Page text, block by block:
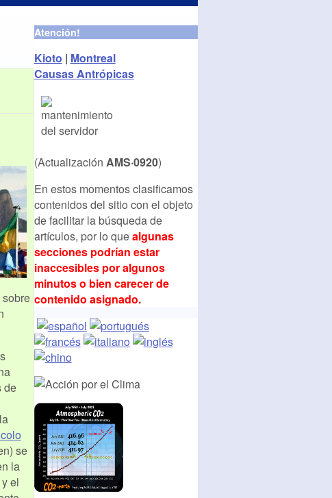
de
se
la
el
Atención!
Kioto | Montreal
Causas Antrópicas
(Actualización AMS·0920)
En estos momentos clasificamos
contenidos del sitio con el objeto
de facilitar la búsqueda de
artículos, por lo quealgunas
secciones podrían estar
inaccesibles por algunos
minutos o bien carecer de
contenido asignado.